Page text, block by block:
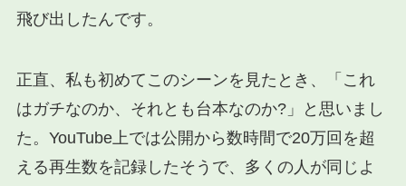
飛び出したんです。
正直、私も初めてこのシーンを見たとき、「これ
はガチなのか、それとも台本なのか?」と思いまし
た。YouTube上では公開から数時間で20万回を超
える再生数を記録したそうで、多くの人が同じよ